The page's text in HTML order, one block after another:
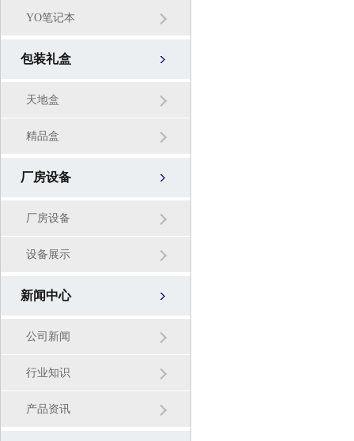
YO笔记本
包装礼盒
天地盒
精品盒
厂房设备
厂房设备
设备展示
新闻中心
公司新闻
行业知识
产品资讯